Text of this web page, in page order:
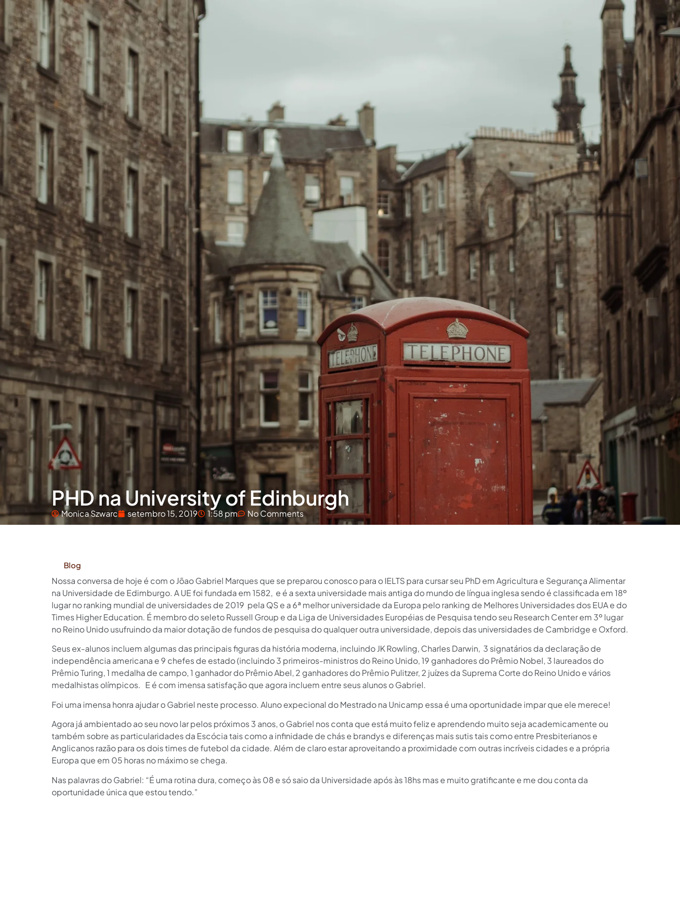
PHD na University of Edinburgh
Monica Szwarc setembro 15, 2019 1:58 pm No Comments
Blog
Nossa conversa de hoje é com o Jõao Gabriel Marques que se preparou conosco para o IELTS para cursar seu PhD em Agricultura e Segurança Alimentar
na Universidade de Edimburgo. A UE foi fundada em 1582, e é a sexta universidade mais antiga do mundo de língua inglesa sendo é classificada em 18º
lugar no ranking mundial de universidades de 2019 pela QS e a 6ª melhor universidade da Europa pelo ranking de Melhores Universidades dos EUA e do
Times Higher Education. É membro do seleto Russell Group e da Liga de Universidades Européias de Pesquisa tendo seu Research Center em 3º lugar
no Reino Unido usufruindo da maior dotação de fundos de pesquisa do qualquer outra universidade, depois das universidades de Cambridge e Oxford.
Seus ex-alunos incluem algumas das principais figuras da história moderna, incluindo JK Rowling, Charles Darwin, 3 signatários da declaração de
independência americana e 9 chefes de estado (incluindo 3 primeiros-ministros do Reino Unido, 19 ganhadores do Prêmio Nobel, 3 laureados do
Prêmio Turing, 1 medalha de campo, 1 ganhador do Prêmio Abel, 2 ganhadores do Prêmio Pulitzer, 2 juízes da Suprema Corte do Reino Unido e vários
medalhistas olímpicos. E é com imensa satisfação que agora incluem entre seus alunos o Gabriel.
Foi uma imensa honra ajudar o Gabriel neste processo. Aluno expecional do Mestrado na Unicamp essa é uma oportunidade impar que ele merece!
Agora já ambientado ao seu novo lar pelos próximos 3 anos, o Gabriel nos conta que está muito feliz e aprendendo muito seja academicamente ou
também sobre as particularidades da Escócia tais como a infinidade de chás e brandys e diferenças mais sutis tais como entre Presbiterianos e
Anglicanos razão para os dois times de futebol da cidade. Além de claro estar aproveitando a proximidade com outras incríveis cidades e a própria
Europa que em 05 horas no máximo se chega.
Nas palavras do Gabriel: “É uma rotina dura, começo às 08 e só saio da Universidade após às 18hs mas e muito gratificante e me dou conta da
oportunidade única que estou tendo.”